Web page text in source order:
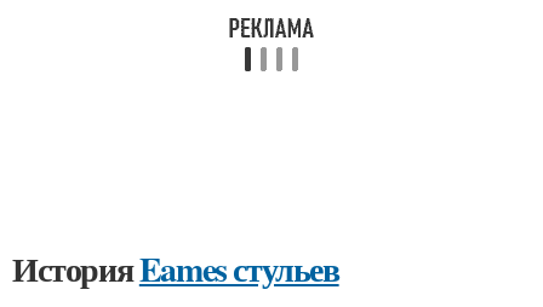
ИсторияEames стульев